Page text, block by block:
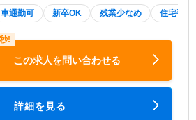
車通勤可 新卒OK 残業少なめ 住宅手当
この求人を問い合わせる
詳細を見る